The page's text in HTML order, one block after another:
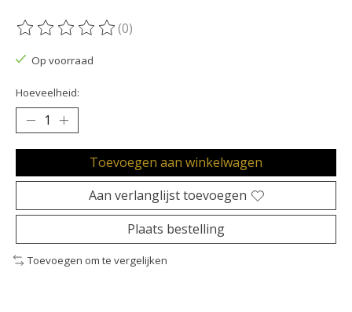
De beoordeling van dit product is
(0)
Op voorraad
Hoeveelheid:
Toevoegen aan winkelwagen
Aan verlanglijst toevoegen
Plaats bestelling
Toevoegen om te vergelijken